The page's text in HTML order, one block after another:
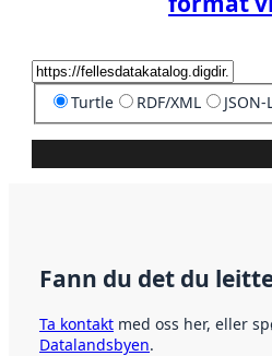
Turtle RDF/XML JSON-
Fann du det du
Ta kontakt med oss her, eller
Datalandsbyen.